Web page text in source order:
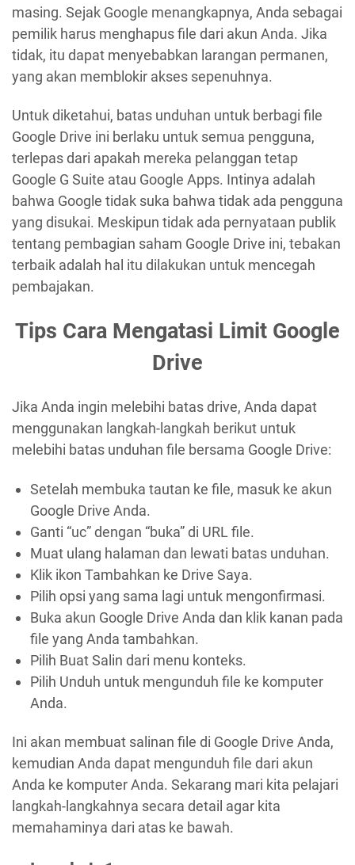
masing. Sejak Google menangkapnya, Anda sebagai
pemilik harus menghapus file dari akun Anda. Jika
tidak, itu dapat menyebabkan larangan permanen,
yang akan memblokir akses sepenuhnya.
Untuk diketahui, batas unduhan untuk berbagi file
Google Drive ini berlaku untuk semua pengguna,
terlepas dari apakah mereka pelanggan tetap
Google G Suite atau Google Apps. Intinya adalah
bahwa Google tidak suka bahwa tidak ada pengguna
yang disukai. Meskipun tidak ada pernyataan publik
tentang pembagian saham Google Drive ini, tebakan
terbaik adalah hal itu dilakukan untuk mencegah
pembajakan.
Tips Cara Mengatasi Limit Google
Drive
Jika Anda ingin melebihi batas drive, Anda dapat
menggunakan langkah-langkah berikut untuk
melebihi batas unduhan file bersama Google Drive:
Setelah membuka tautan ke file, masuk ke akun
Google Drive Anda.
Ganti “uc” dengan “buka” di URL file.
Muat ulang halaman dan lewati batas unduhan.
Klik ikon Tambahkan ke Drive Saya.
Pilih opsi yang sama lagi untuk mengonfirmasi.
Buka akun Google Drive Anda dan klik kanan pada
file yang Anda tambahkan.
Pilih Buat Salin dari menu konteks.
Pilih Unduh untuk mengunduh file ke komputer
Anda.
Ini akan membuat salinan file di Google Drive Anda,
kemudian Anda dapat mengunduh file dari akun
Anda ke komputer Anda. Sekarang mari kita pelajari
langkah-langkahnya secara detail agar kita
memahaminya dari atas ke bawah.